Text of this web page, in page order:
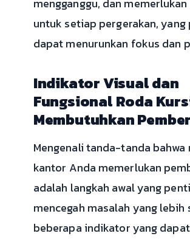
mengganggu, dan
untuk setiap pergerakan,
dapat menurunkan fokus dan
Indikator Visual dan
Fungsional Roda
Membutuhkan
Mengenali tanda-tanda
kantor Anda memerlukan
adalah langkah awal yang
mencegah masalah yang lebih
beberapa indikator yang